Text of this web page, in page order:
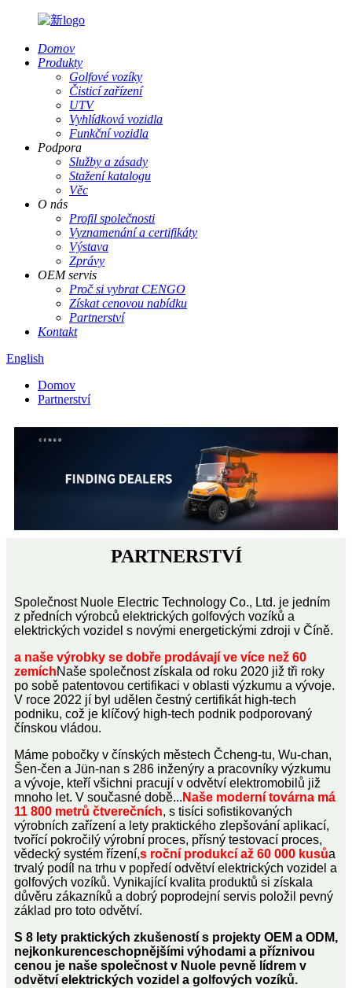
Domov
Produkty
Golfové vozíky
Čisticí zařízení
UTV
Vyhlídková vozidla
Funkční vozidla
Podpora
Služby a zásady
Stažení katalogu
Věc
O nás
Profil společnosti
Vyznamenání a certifikáty
Výstava
Zprávy
OEM servis
Proč si vybrat CENGO
Získat cenovou nabídku
Partnerství
Kontakt
English
Domov
Partnerství
PARTNERSTVÍ
Společnost Nuole Electric Technology Co., Ltd. je jedním
z předních výrobců elektrických golfových vozíků a
elektrických vozidel s novými energetickými zdroji v Číně.
a naše výrobky se dobře prodávají ve více než 60
zemíchNaše společnost získala od roku 2020 již tři roky
po sobě patentovou certifikaci v oblasti výzkumu a vývoje.
V roce 2022 jí byl udělen čestný certifikát high-tech
podniku, což je klíčový high-tech podnik podporovaný
čínskou vládou.
Máme pobočky v čínských městech Čcheng-tu, Wu-chan,
Šen-čen a Jün-nan s 286 inženýry a pracovníky výzkumu
a vývoje, kteří všichni pracují v odvětví elektromobilů již
mnoho let. V současné době... Naše moderní továrna má
11 800 metrů čtverečních, s tisíci sofistikovaných
výrobních zařízení a lety praktického zlepšování aplikací,
tvořící pokročilý výrobní proces, přísný testovací proces,
vědecký systém řízení,s roční produkcí až 60 000 kusůa
trvalý podíl na trhu v popředí odvětví elektrických vozidel a
golfových vozíků. Vynikající kvalita produktů si získala
důvěru zákazníků a dobrý poprodejní servis položil pevný
základ pro toto odvětví.
S 8 lety praktických zkušeností s projekty OEM a ODM,
nejkonkurenceschopnějšími výhodami a příznivou
cenou je naše společnost v Nuole pevně lídrem v
odvětví elektrických vozidel a golfových vozíků.